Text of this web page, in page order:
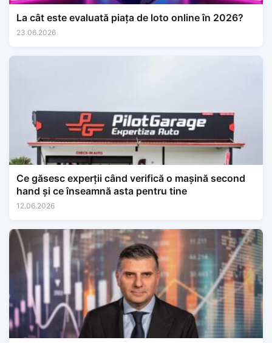
La cât este evaluată piața de loto online în 2026?
23.06.2026
Ce găsesc experții când verifică o mașină second
hand și ce înseamnă asta pentru tine
12.06.2026